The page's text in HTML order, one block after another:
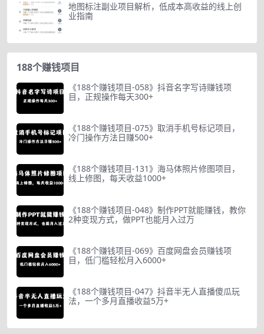
地图标注副业项目解析，低成本高收益的线上创
业指南
188个赚钱项目
《188个赚钱项目-058》抖音名字写诗赚钱项
目，正规操作每天300+
《188个赚钱项目-075》取消手机号标记项目，
冷门操作方法日赚500+
《188个赚钱项目-131》海马体照片修图项目，
线上修图，每天收益1000+
《188个赚钱项目-048》制作PPT就能赚钱，教你
2种变现方式，做PPT也能月入过万
《188个赚钱项目-069》百度网盘会员赚钱项
目，低门槛轻松月入6000+
《188个赚钱项目-047》抖音半无人直播傻瓜玩
法，一个多月直播收益5万+